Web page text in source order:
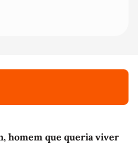
homem que queria viver